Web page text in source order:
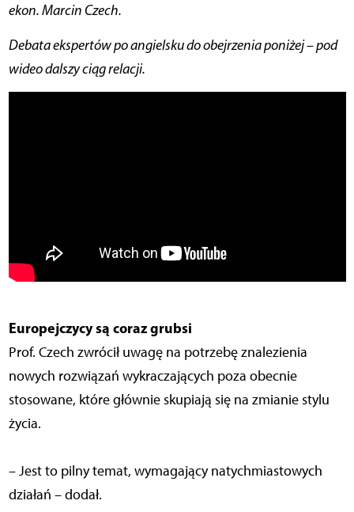
ekon. Marcin Czech.
Debata ekspertów po angielsku do obejrzenia poniżej – pod
wideo dalszy ciąg relacji.
Europejczycy są coraz grubsi
Prof. Czech zwrócił uwagę na potrzebę znalezienia
nowych rozwiązań wykraczających poza obecnie
stosowane, które głównie skupiają się na zmianie stylu
życia.
– Jest to pilny temat, wymagający natychmiastowych
działań – dodał.